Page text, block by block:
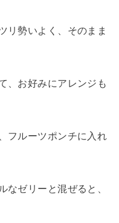
リ勢いよく、そのまま
、お好みにアレンジも
フルーツポンチに入れ
なゼリーと混ぜると、